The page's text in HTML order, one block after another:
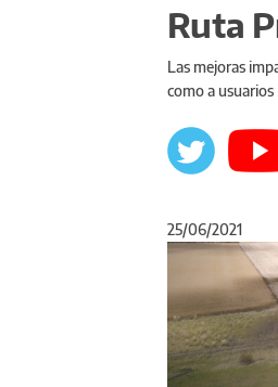
Ruta
Las mejoras
como a
25/06/2021